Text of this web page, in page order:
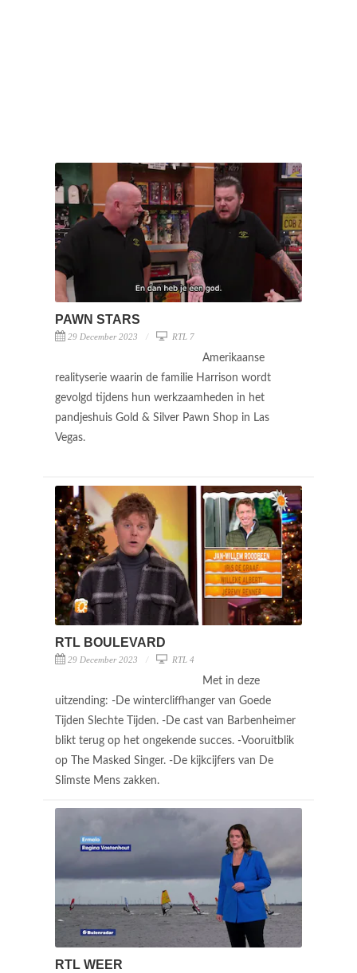
PAWN STARS
29 December 2023 RTL 7
Amerikaanse
realityserie waarin de familie Harrison wordt
gevolgd tijdens hun werkzaamheden in het
pandjeshuis Gold & Silver Pawn Shop in Las
Vegas.
RTL BOULEVARD
29 December 2023 RTL 4
Met in deze
uitzending: -De wintercliffhanger van Goede
Tijden Slechte Tijden. -De cast van Barbenheimer
blikt terug op het ongekende succes. -Vooruitblik
op The Masked Singer. -De kijkcijfers van De
Slimste Mens zakken.
RTL WEER